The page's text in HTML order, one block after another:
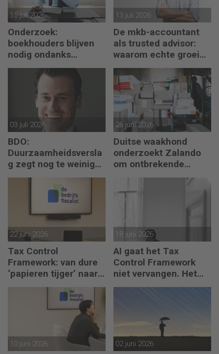
15 juli 2026
Onderzoek:
boekhouders blijven
nodig ondanks
boekhoudsoftware
13 juli 2026
De mkb-accountant
als trusted advisor:
waarom echte groei
begint met reflectie
03 juli 2026
BDO:
Duurzaamheidsversla
g zegt nog te weinig
over waarde en risico’s
26 juni 2026
Duitse waakhond
onderzoekt Zalando
om ontbrekende
transactie in
22 juni 2026
Tax Control
Framework: van dure
‘papieren tijger’ naar
digitaal stuurmiddel
18 juni 2026
AI gaat het Tax
Control Framework
niet vervangen. Het
maakt de fiscalist die
kan doorvragen alleen
10 juni 2026 02 juni 2026